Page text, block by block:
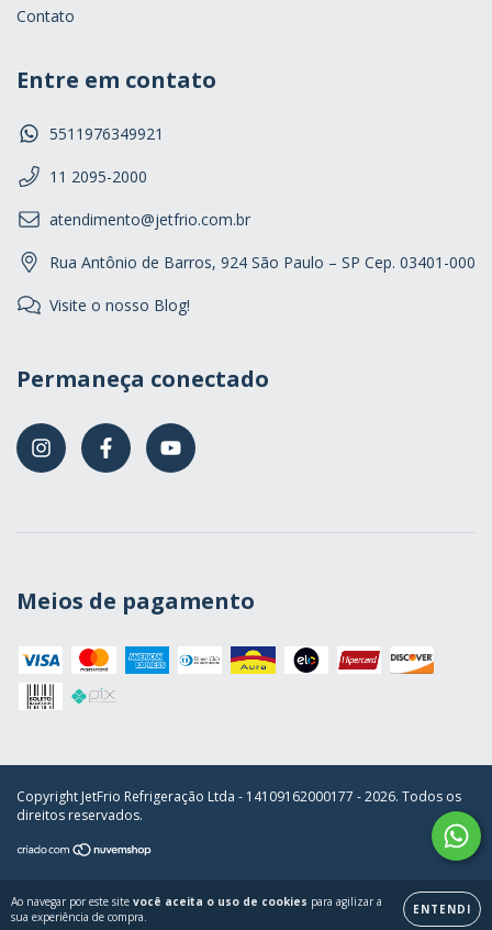
Ao navegar por este site você aceita o uso de cookies para agilizar a
sua experiência de compra.
ENTENDI
Contato
Entre em contato
5511976349921
11 2095-2000
atendimento@jetfrio.com.br
Rua Antônio de Barros, 924 São Paulo – SP Cep. 03401-000
Visite o nosso Blog!
Permaneça conectado
Meios de pagamento
Copyright JetFrio Refrigeração Ltda - 14109162000177 - 2026. Todos os
direitos reservados.